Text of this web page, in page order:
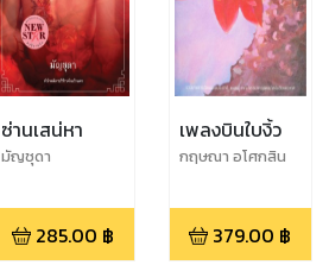
ซ่านเสน่หา
มัญชุดา
285.00 ฿
เพลงบินใบงิ้ว
กฤษณา อโศกสิน
379.00 ฿